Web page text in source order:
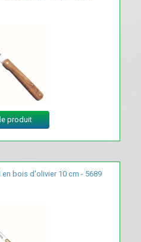
produit
en bois d'olivier 10 cm - 5689